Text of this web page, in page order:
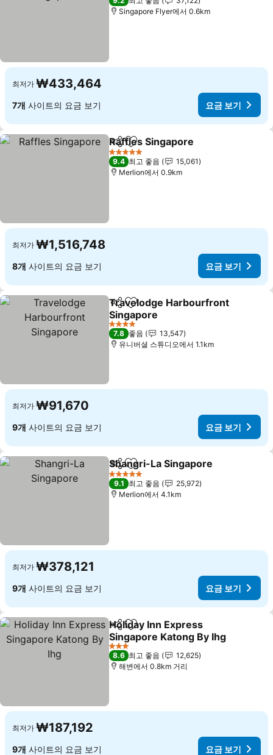
Singapore Flyer에서 0.6km
최저가 ₩433,464
7개 사이트의 요금 보기 요금 보기
공유 즐겨찾기에 추가
Raffles Singapore
5 성급
9.4 최고 좋음
15,061
Merlion에서 0.9km
최저가 ₩1,516,748
8개 사이트의 요금 보기 요금 보기
공유 즐겨찾기에 추가
Travelodge Harbourfront
Singapore
4 성급
7.8 좋음
13,547
유니버셜 스튜디오에서 1.1km
최저가 ₩91,670
9개 사이트의 요금 보기 요금 보기
공유 즐겨찾기에 추가
Shangri-La Singapore
5 성급
9.1 최고 좋음
25,972
Merlion에서 4.1km
최저가 ₩378,121
9개 사이트의 요금 보기 요금 보기
공유 즐겨찾기에 추가
Holiday Inn Express
Singapore Katong By Ihg
3 성급
8.6 최고 좋음
12,625
해변에서 0.8km 거리
최저가 ₩187,192
9개 사이트의 요금 보기 요금 보기